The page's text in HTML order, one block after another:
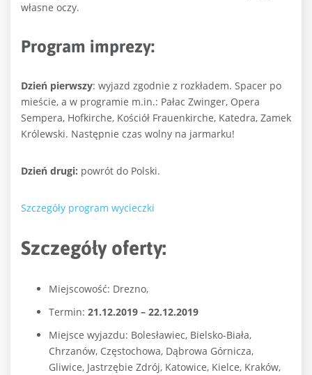
własne oczy.
Program imprezy:
Dzień pierwszy: wyjazd zgodnie z rozkładem. Spacer po
mieście, a w programie m.in.: Pałac Zwinger, Opera
Sempera, Hofkirche, Kościół Frauenkirche, Katedra, Zamek
Królewski. Następnie czas wolny na jarmarku!
Dzień drugi: powrót do Polski.
Szczegóły program wycieczki
Szczegóły oferty:
Miejscowość: Drezno,
Termin: 21.12.2019 – 22.12.2019
Miejsce wyjazdu: Bolesławiec, Bielsko-Biała,
Chrzanów, Częstochowa, Dąbrowa Górnicza,
Gliwice, Jastrzębie Zdrój, Katowice, Kielce, Kraków,